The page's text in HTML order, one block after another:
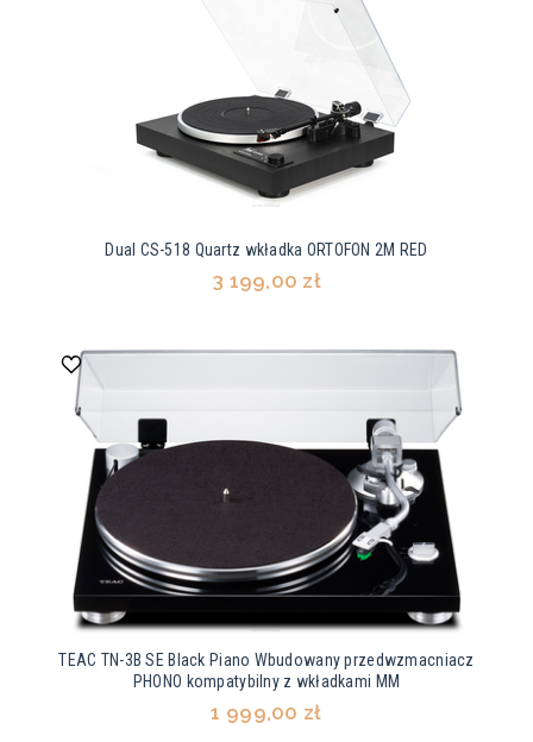
Dual CS-518 Quartz wkładka ORTOFON 2M RED
3 199,00 zł
TEAC TN-3B SE Black Piano Wbudowany przedwzmacniacz
PHONO kompatybilny z wkładkami MM
1 999,00 zł